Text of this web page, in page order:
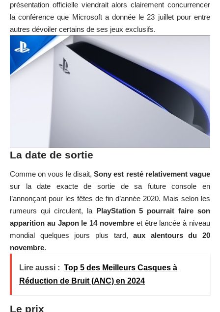
présentation officielle viendrait alors clairement concurrencer
la conférence que Microsoft a donnée le 23 juillet pour entre
autres dévoiler certains de ses jeux exclusifs.
La date de sortie
Comme on vous le disait,Sony est resté relativement vague
sur la date exacte de sortie de sa future console en
l’annonçant pour les fêtes de fin d’année 2020. Mais selon les
rumeurs qui circulent, la PlayStation 5 pourrait faire son
apparition au Japon le 14 novembre et être lancée à niveau
mondial quelques jours plus tard,aux alentours du 20
novembre.
Lire aussi : Top 5 des Meilleurs Casques à
Réduction de Bruit (ANC) en 2024
Le prix